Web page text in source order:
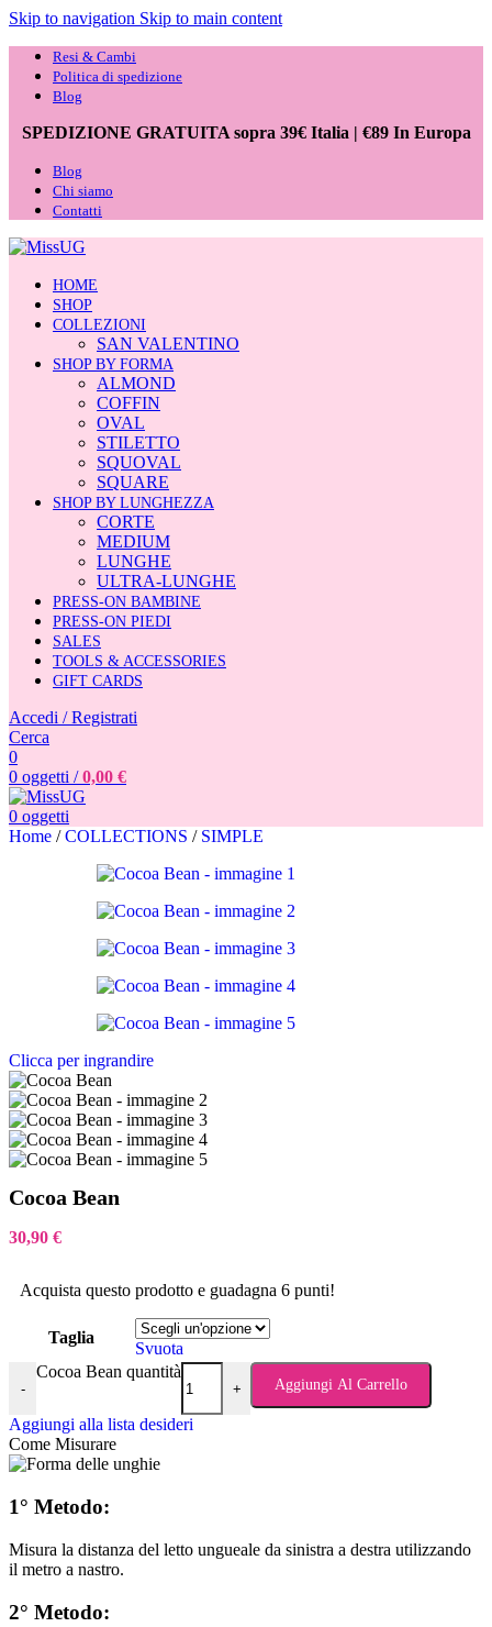
Skip to navigation Skip to main content
Resi & Cambi
Politica di spedizione
Blog
SPEDIZIONE GRATUITA sopra 39€ Italia | €89 In Europa
Blog
Chi siamo
Contatti
HOME
SHOP
COLLEZIONI
SAN VALENTINO
SHOP BY FORMA
ALMOND
COFFIN
OVAL
STILETTO
SQUOVAL
SQUARE
SHOP BY LUNGHEZZA
CORTE
MEDIUM
LUNGHE
ULTRA-LUNGHE
PRESS-ON BAMBINE
PRESS-ON PIEDI
SALES
TOOLS & ACCESSORIES
GIFT CARDS
Accedi / Registrati
Cerca
0
0 oggetti / 0,00 €
0 oggetti
Home / COLLECTIONS / SIMPLE
Clicca per ingrandire
Cocoa Bean
30,90 €
Acquista questo prodotto e guadagna 6 punti!
Taglia
Svuota
-
Cocoa Bean quantità
+ Aggiungi Al Carrello
Aggiungi alla lista desideri
Come Misurare
1° Metodo:
Misura la distanza del letto ungueale da sinistra a destra utilizzando
il metro a nastro.
2° Metodo: